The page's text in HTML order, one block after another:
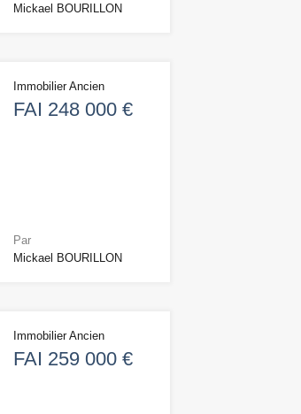
Mickael BOURILLON
Immobilier Ancien
FAI 248 000 €
Par
Mickael BOURILLON
Immobilier Ancien
FAI 259 000 €